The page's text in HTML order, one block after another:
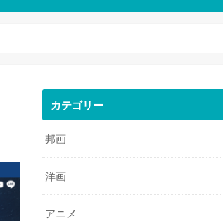
カテゴリー
邦画
洋画
アニメ